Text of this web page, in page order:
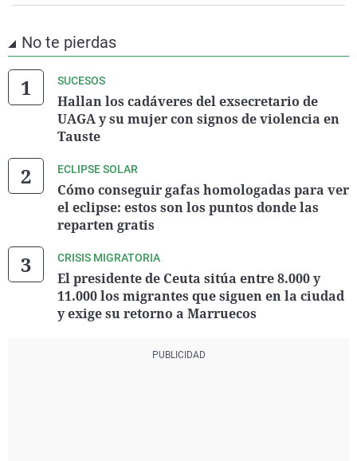
No te pierdas
SUCESOS
Hallan los cadáveres del exsecretario de
UAGA y su mujer con signos de violencia en
Tauste
ECLIPSE SOLAR
Cómo conseguir gafas homologadas para ver
el eclipse: estos son los puntos donde las
reparten gratis
CRISIS MIGRATORIA
El presidente de Ceuta sitúa entre 8.000 y
11.000 los migrantes que siguen en la ciudad
y exige su retorno a Marruecos